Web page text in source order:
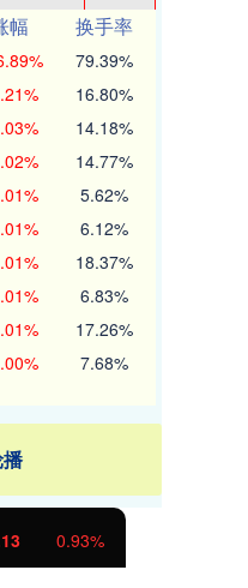
幅
换手率
79.39%
16.80%
14.18%
14.77%
5.62%
6.12%
18.37%
6.83%
17.26%
7.68%
1.01%